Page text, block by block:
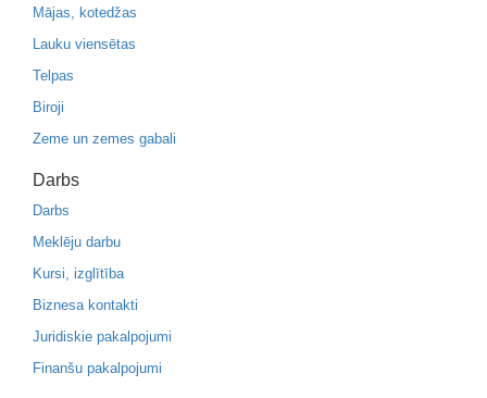
Mājas, kotedžas
Lauku viensētas
Telpas
Biroji
Zeme un zemes gabali
Darbs
Darbs
Meklēju darbu
Kursi, izglītība
Biznesa kontakti
Juridiskie pakalpojumi
Finanšu pakalpojumi